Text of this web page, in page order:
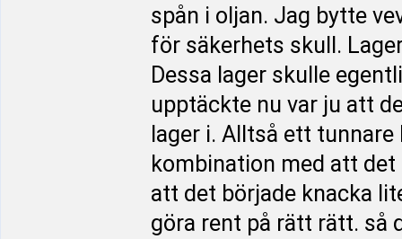
spån i oljan. Jag bytte
för säkerhets skull.
Dessa lager skulle
upptäckte nu var ju att
lager i. Alltså ett
kombination med att
att det började knacka
göra rent på rätt rätt. så